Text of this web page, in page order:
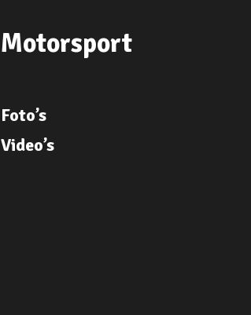
Motorsport
Foto’s
Video’s